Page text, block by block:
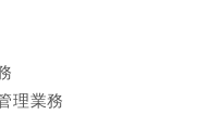
理業務